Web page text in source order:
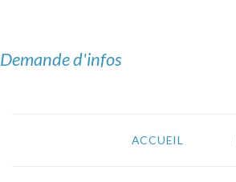
Demande d'infos
ACCUEIL